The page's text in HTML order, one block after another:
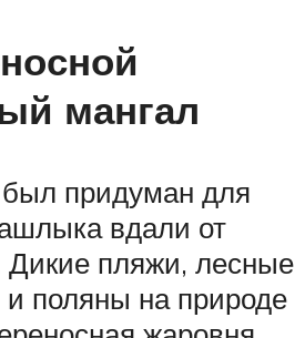
мангал
придуман для
вдали от
Дикие пляжи, лесные
поляны на природе